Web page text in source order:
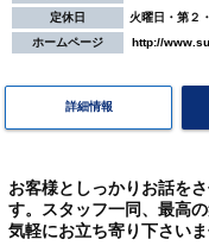
定休日
火曜日・第２
ホームページ
http://
詳細情報
お客様としっかりお話を
す。スタッフ一同、最高
気軽にお立ち寄り下さいま